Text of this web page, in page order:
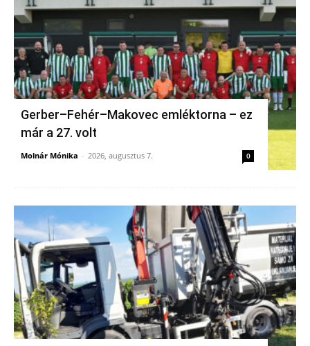
Gerber–Fehér–Makovec emléktorna – ez
már a 27. volt
Molnár Mónika - 2026, augusztus 7. 0